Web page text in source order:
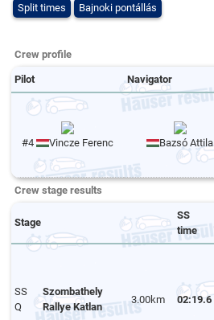
Split times
Bajnoki pontállás
Crew profile
Pilot Navigator
#4 Vincze Ferenc Bazsó Attila
Crew stage results
Stage
SS
time
SS
Q
Szombathely
Rallye Katlan
3.00km 02:19.6